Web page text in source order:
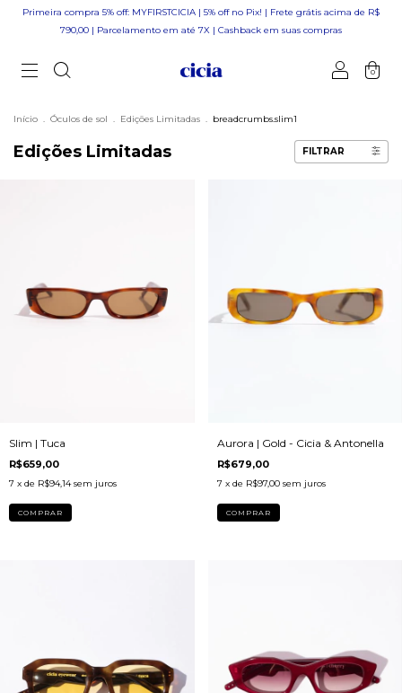
Primeira compra 5% off: MYFIRSTCICIA | 5% off no Pix! | Frete grátis acima de R$
790,00 | Parcelamento em até 7X | Cashback em suas compras
0
Início . Óculos de sol . Edições Limitadas . breadcrumbs.slim1
Edições Limitadas FILTRAR
Slim | Tuca
R$659,00
7 x de R$94,14 sem juros
Aurora | Gold - Cicia & Antonella
R$679,00
7 x de R$97,00 sem juros